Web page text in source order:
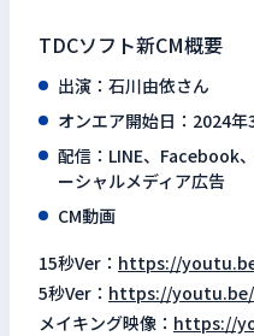
TDCソフト新CM概要
出演：石川由依さん
オンエア開始日：2024年
配信：LINE、Facebook
ーシャルメディア広告
CM動画
15秒Ver： https://
5秒Ver： https://youtu.be/
メイキング映像： https://